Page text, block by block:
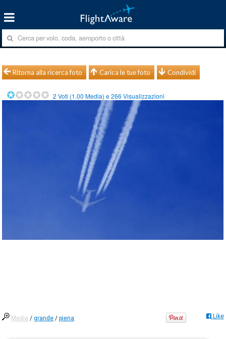
Ritorna alla ricerca foto Carica le tue foto Condividi
2 Voti (1.00 Media) e266 Visualizzazioni
Media /grande /piena Like